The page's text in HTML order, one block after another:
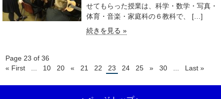
せてもらった授業は、科学・数学・写真・
体育・音楽・家庭科の６教科で、 […]
続きを見る »
Page 23 of 36
« First
10 20 « 21 22 23 24 25 » 30 Last »